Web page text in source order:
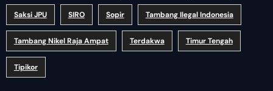
Saksi JPU SIRO Sopir Tambang Ilegal Indonesia
Tambang Nikel Raja Ampat Terdakwa Timur Tengah
Tipikor